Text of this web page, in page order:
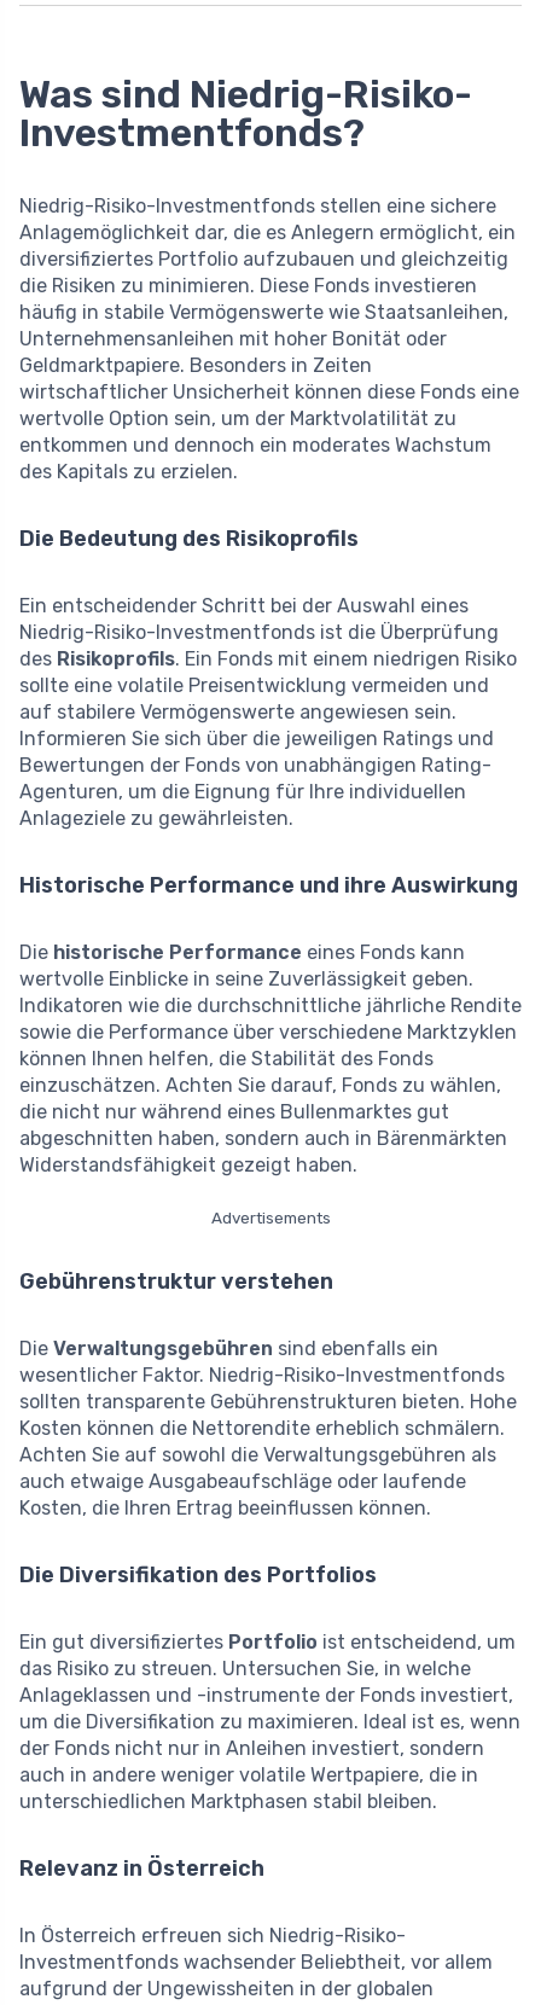
Was sind Niedrig-Risiko-
Investmentfonds?
Niedrig-Risiko-Investmentfonds stellen eine sichere
Anlagemöglichkeit dar, die es Anlegern ermöglicht, ein
diversifiziertes Portfolio aufzubauen und gleichzeitig
die Risiken zu minimieren. Diese Fonds investieren
häufig in stabile Vermögenswerte wie Staatsanleihen,
Unternehmensanleihen mit hoher Bonität oder
Geldmarktpapiere. Besonders in Zeiten
wirtschaftlicher Unsicherheit können diese Fonds eine
wertvolle Option sein, um der Marktvolatilität zu
entkommen und dennoch ein moderates Wachstum
des Kapitals zu erzielen.
Die Bedeutung des Risikoprofils
Ein entscheidender Schritt bei der Auswahl eines
Niedrig-Risiko-Investmentfonds ist die Überprüfung
des Risikoprofils. Ein Fonds mit einem niedrigen Risiko
sollte eine volatile Preisentwicklung vermeiden und
auf stabilere Vermögenswerte angewiesen sein.
Informieren Sie sich über die jeweiligen Ratings und
Bewertungen der Fonds von unabhängigen Rating-
Agenturen, um die Eignung für Ihre individuellen
Anlageziele zu gewährleisten.
Historische Performance und ihre Auswirkung
Die historische Performance eines Fonds kann
wertvolle Einblicke in seine Zuverlässigkeit geben.
Indikatoren wie die durchschnittliche jährliche Rendite
sowie die Performance über verschiedene Marktzyklen
können Ihnen helfen, die Stabilität des Fonds
einzuschätzen. Achten Sie darauf, Fonds zu wählen,
die nicht nur während eines Bullenmarktes gut
abgeschnitten haben, sondern auch in Bärenmärkten
Widerstandsfähigkeit gezeigt haben.
Advertisements
Gebührenstruktur verstehen
Die Verwaltungsgebühren sind ebenfalls ein
wesentlicher Faktor. Niedrig-Risiko-Investmentfonds
sollten transparente Gebührenstrukturen bieten. Hohe
Kosten können die Nettorendite erheblich schmälern.
Achten Sie auf sowohl die Verwaltungsgebühren als
auch etwaige Ausgabeaufschläge oder laufende
Kosten, die Ihren Ertrag beeinflussen können.
Die Diversifikation des Portfolios
Ein gut diversifiziertes Portfolio ist entscheidend, um
das Risiko zu streuen. Untersuchen Sie, in welche
Anlageklassen und -instrumente der Fonds investiert,
um die Diversifikation zu maximieren. Ideal ist es, wenn
der Fonds nicht nur in Anleihen investiert, sondern
auch in andere weniger volatile Wertpapiere, die in
unterschiedlichen Marktphasen stabil bleiben.
Relevanz in Österreich
In Österreich erfreuen sich Niedrig-Risiko-
Investmentfonds wachsender Beliebtheit, vor allem
aufgrund der Ungewissheiten in der globalen